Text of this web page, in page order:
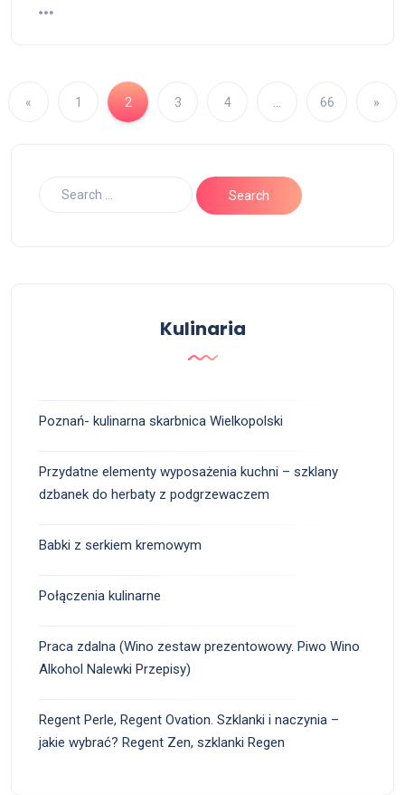
« 1 2 3 4 66 »
Kulinaria
Poznań- kulinarna skarbnica Wielkopolski
Przydatne elementy wyposażenia kuchni – szklany
dzbanek do herbaty z podgrzewaczem
Babki z serkiem kremowym
Połączenia kulinarne
Praca zdalna (Wino zestaw prezentowowy. Piwo Wino
Alkohol Nalewki Przepisy)
Regent Perle, Regent Ovation. Szklanki i naczynia –
jakie wybrać? Regent Zen, szklanki Regen